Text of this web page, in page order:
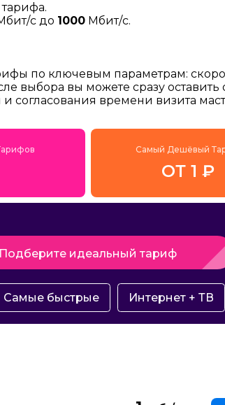
тарифа.
с до 1000 Мбит/с.
по ключевым параметрам:
выбора вы можете сразу
согласования времени визита
Самый Дешёвый
ОТ 1 ₽
Подберите идеальный тариф
Самые быстрые Интернет + ТВ